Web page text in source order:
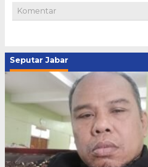
Komentar
Seputar Jabar